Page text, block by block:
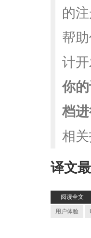
的
帮
计
你
档
相
译文
阅读全文
用户体验